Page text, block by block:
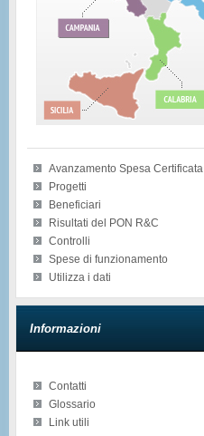
Avanzamento Spesa Certificata
Progetti
Beneficiari
Risultati del PON R&C
Controlli
Spese di funzionamento
Utilizza i dati
Informazioni
Contatti
Glossario
Link utili